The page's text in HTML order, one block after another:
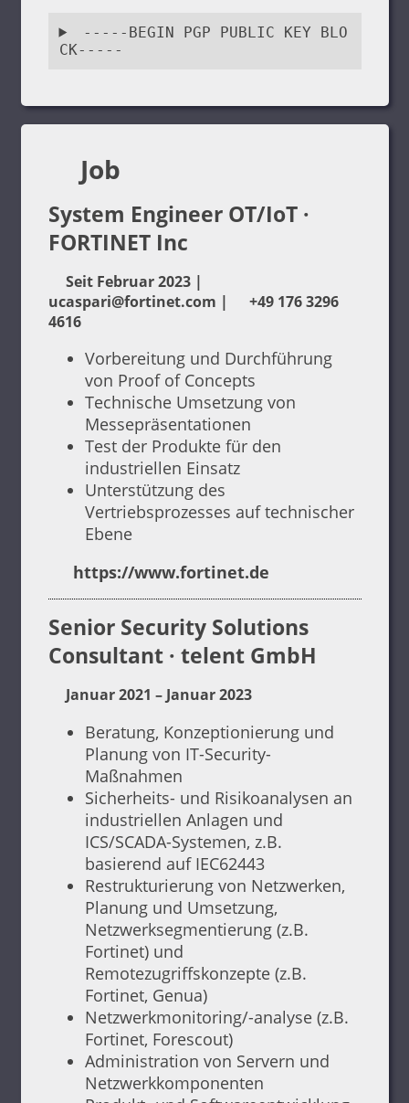
-----BEGIN PGP PUBLIC KEY BLO
CK-----
Job
System Engineer OT/IoT ·
FORTINET Inc
Seit Februar 2023 |
ucaspari@fortinet.com |
+49 176 3296
4616
Vorbereitung und Durchführung
von Proof of Concepts
Technische Umsetzung von
Messepräsentationen
Test der Produkte für den
industriellen Einsatz
Unterstützung des
Vertriebsprozesses auf technischer
Ebene
https://www.fortinet.de
Senior Security Solutions
Consultant · telent GmbH
Januar 2021 – Januar 2023
Beratung, Konzeptionierung und
Planung von IT-Security-
Maßnahmen
Sicherheits- und Risikoanalysen an
industriellen Anlagen und
ICS/SCADA-Systemen, z.B.
basierend auf IEC62443
Restrukturierung von Netzwerken,
Planung und Umsetzung,
Netzwerksegmentierung (z.B.
Fortinet) und
Remotezugriffskonzepte (z.B.
Fortinet, Genua)
Netzwerkmonitoring/-analyse (z.B.
Fortinet, Forescout)
Administration von Servern und
Netzwerkkomponenten